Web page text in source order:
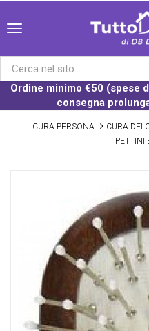
Ordine minimo €50 (spese
consegna
CURA PERSONA CURA DEI
PETTINI